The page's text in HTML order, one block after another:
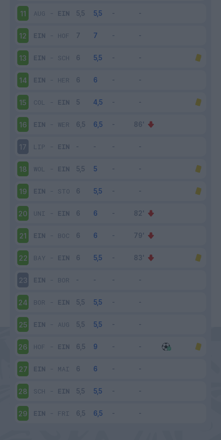
11 AUG - EIN
12 EIN - HOF
13 EIN - SCH
14 EIN - HER
15 COL - EIN
16 EIN - WER
17 LIP - EIN
18 WOL - EIN
19 EIN - STO
20 UNI - EIN
21 EIN - BOC
22 BAY - EIN
23 EIN - BOR
24 BOR - EIN
25 EIN - AUG
26 HOF - EIN
27 EIN - MAI
28 SCH - EIN
29 EIN - FRI